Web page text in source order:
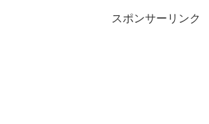
スポンサーリンク